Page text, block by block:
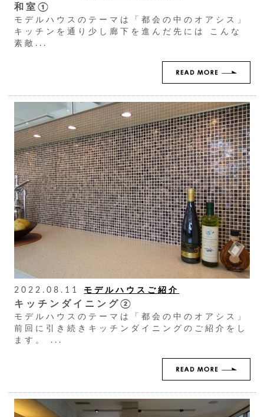
和室①
モデルハウスのテーマは「都会の中のオアシス」
キッチンを通り少し廊下を進んだ先には こんな
素敵...
2022.08.11 モデルハウスご紹介
キッチンダイニング②
モデルハウスのテーマは「都会の中のオアシス」
前回に引き続きキッチンダイニングのご紹介をし
ます。 ...